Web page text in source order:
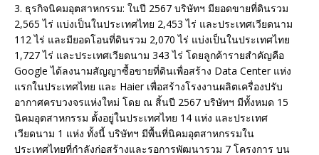
3. ธุรกิจนิคมอุตสาหกรรม: ในปี 2567 บริษัทฯ มียอดขายที่ดินรวม
2,565 ไร่ แบ่งเป็นในประเทศไทย 2,453 ไร่ และประเทศเวียดนาม
112 ไร่ และมียอดโอนที่ดินรวม 2,070 ไร่ แบ่งเป็นในประเทศไทย
1,727 ไร่ และประเทศเวียดนาม 343 ไร่ โดยลูกค้ารายสำคัญคือ
Google ได้ลงนามสัญญาซื้อขายที่ดินเพื่อสร้าง Data Center แห่ง
แรกในประเทศไทย และ Haier เพื่อสร้างโรงงานผลิตเครื่องปรับ
อากาศครบวงจรแห่งใหม่ โดย ณ สิ้นปี 2567 บริษัทฯ มีทั้งหมด 15
นิคมอุตสาหกรรม ตั้งอยู่ในประเทศไทย 14 แห่ง และประเทศ
เวียดนาม 1 แห่ง ทั้งนี้ บริษัทฯ มีพื้นที่นิคมอุตสาหกรรมใน
ประเทศไทยที่กำลังก่อสร้างและรอการพัฒนารวม 7 โครงการ บน